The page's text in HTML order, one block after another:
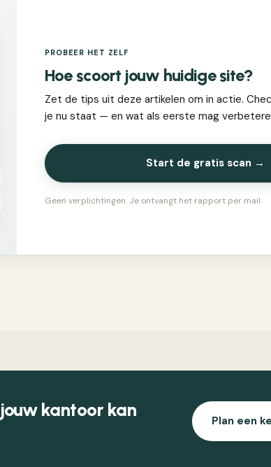
PROBEER HET ZELF
Hoe scoort jouw huidige site?
Zet de tips uit deze artikelen om in actie.
je nu staat — en wat als eerste mag
Start de gratis scan →
Geen verplichtingen. Je ontvangt het rapport per mail.
kantoor kan
Plan een